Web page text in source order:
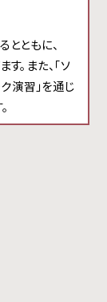
ともに、
。また、「ソ
演習」を通じ